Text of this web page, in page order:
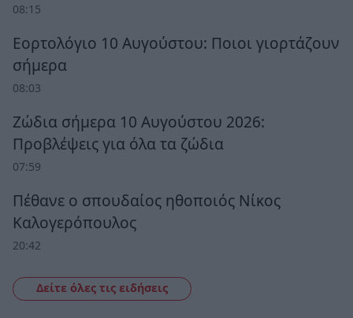
08:15
Εορτολόγιο 10 Αυγούστου: Ποιοι γιορτάζουν
σήμερα
08:03
Ζώδια σήμερα 10 Αυγούστου 2026:
Προβλέψεις για όλα τα ζώδια
07:59
Πέθανε ο σπουδαίος ηθοποιός Νίκος
Καλογερόπουλος
20:42
Δείτε όλες τις ειδήσεις